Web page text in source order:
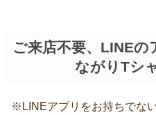
ご来店不要、LINEの
ながりTシ
※LINEアプリをお持ちでな